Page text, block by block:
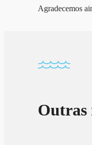
Agradecemos
Outras